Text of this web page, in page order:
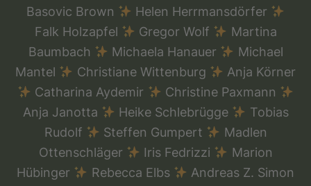
Basovic Brown
Helen Herrmansdörfer
Falk Holzapfel
Gregor Wolf
Martina
Baumbach
Michaela Hanauer
Michael
Mantel
Christiane Wittenburg
Anja Körner
Catharina Aydemir
Christine Paxmann
Anja Janotta
Heike Schlebrügge
Tobias
Rudolf
Steffen Gumpert
Madlen
Ottenschläger
Iris Fedrizzi
Marion
Hübinger
Rebecca Elbs
Andreas Z. Simon